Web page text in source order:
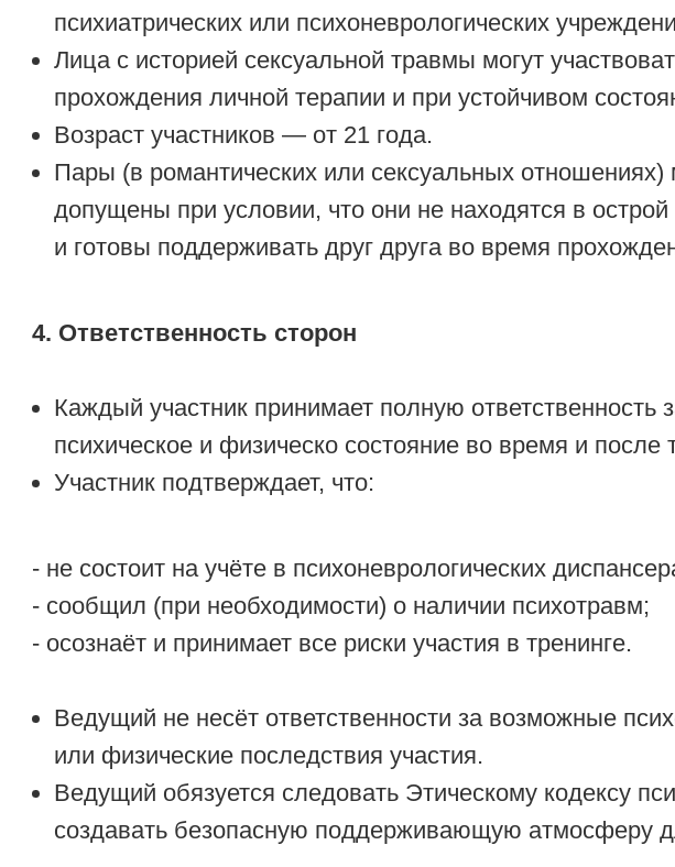
психиатрических или психоневрологических
Лица с историей сексуальной травмы могут
прохождения личной терапии и при устойчивом
Возраст участников — от 21 года.
Пары (в романтических или сексуальных отношениях)
допущены при условии, что они не находятся в
и готовы поддерживать друг друга во время
4. Ответственность сторон
Каждый участник принимает полную ответственность
психическое и физическо состояние во время и после
Участник подтверждает, что:
- не состоит на учёте в психоневрологических
- сообщил (при необходимости) о наличии психотравм;
- осознаёт и принимает все риски участия в тренинге.
Ведущий не несёт ответственности за возможные
или физические последствия участия.
Ведущий обязуется следовать Этическому кодексу
создавать безопасную поддерживающую атмосферу